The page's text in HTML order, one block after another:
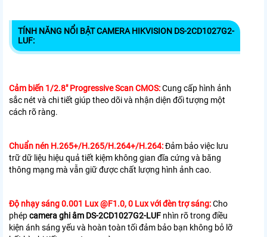
TÍNH NĂNG NỔI BẬT CAMERA HIKVISION DS-2CD1027G2-
LUF:
Cảm biến 1/2.8″ Progressive Scan CMOS:Cung cấp hình ảnh
sắc nét và chi tiết giúp theo dõi và nhận diện đối tượng một
cách rõ ràng.
Chuẩn nén H.265+/H.265/H.264+/H.264:Đảm bảo việc lưu
trữ dữ liệu hiệu quả tiết kiệm không gian đĩa cứng và băng
thông mạng mà vẫn giữ được chất lượng hình ảnh cao.
Độ nhạy sáng 0.001 Lux @F1.0, 0 Lux với đèn trợ sáng:Cho
phépcamera ghi âm DS-2CD1027G2-LUF nhìn rõ trong điều
kiện ánh sáng yếu và hoàn toàn tối đảm bảo bạn không bỏ lỡ